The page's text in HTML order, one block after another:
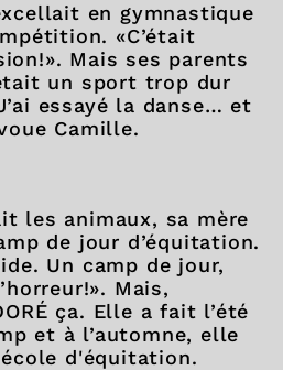
en gymnastique
«C’était
Mais ses parents
un sport trop dur
essayé la danse… et
Camille.
les animaux, sa mère
de jour d’équitation.
Un camp de jour,
Mais,
ça. Elle a fait l’été
et à l’automne, elle
d'équitation.